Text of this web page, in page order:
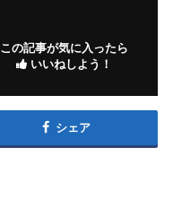
この記事が気に入ったら
いいねしよう！
シェア